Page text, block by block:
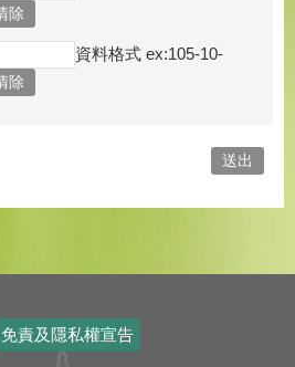
資料格式 ex:105-10-
免責及隱私權宣告